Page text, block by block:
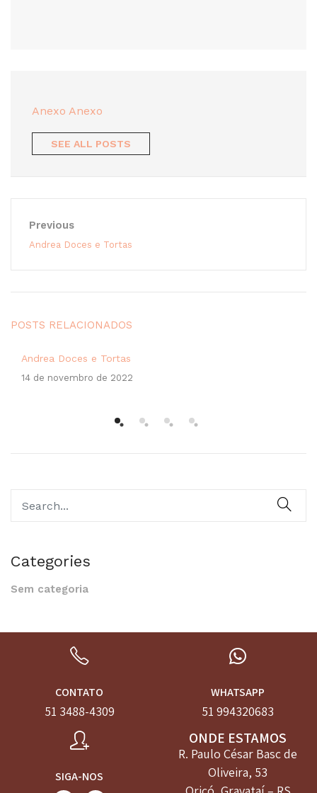
Categories
Sem categoria
Anexo Anexo
SEE ALL POSTS
Previous
Andrea Doces e Tortas
POSTS RELACIONADOS
Andrea Doces e Tortas
14 de novembro de 2022
CONTATO
51 3488-4309
SIGA-NOS
WHATSAPP
51 994320683
ONDE ESTAMOS
R. Paulo César Basc de
Oliveira, 53